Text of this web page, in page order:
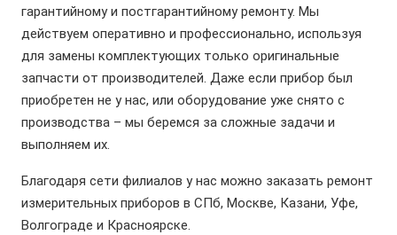
гарантийному и постгарантийному ремонту. Мы
действуем оперативно и профессионально, используя
для замены комплектующих только оригинальные
запчасти от производителей. Даже если прибор был
приобретен не у нас, или оборудование уже снято с
производства – мы беремся за сложные задачи и
выполняем их.
Благодаря сети филиалов у нас можно заказать ремонт
измерительных приборов в СПб, Москве, Казани, Уфе,
Волгограде и Красноярске.